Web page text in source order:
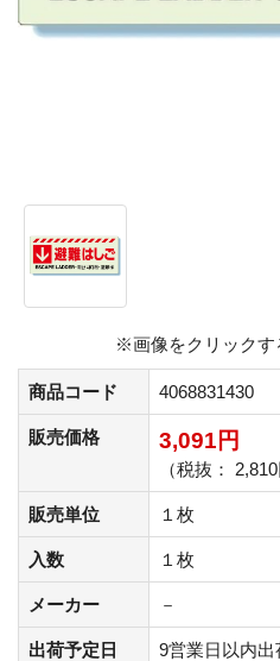
※画像をクリックす
商品コード 4068831430
販売価格 3,091円
（税抜： 2,810
販売単位 １枚
入数 １枚
メーカー －
出荷予定日 9営業日以内出